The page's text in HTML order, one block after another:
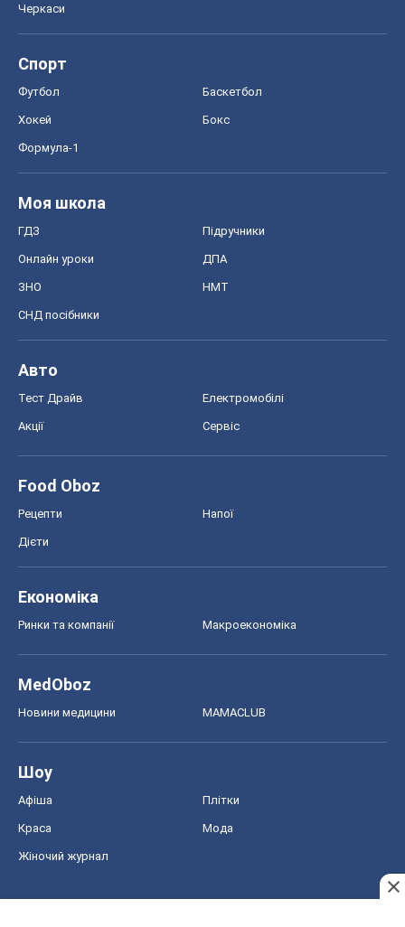
Черкаси
Спорт
Футбол Баскетбол
Хокей Бокс
Формула-1
Моя школа
ГДЗ Підручники
Онлайн уроки ДПА
ЗНО НМТ
СНД посібники
Авто
Тест Драйв Електромобілі
Акції Сервіс
Food Oboz
Рецепти Напої
Дієти
Економіка
Ринки та компанії Макроекономіка
MedOboz
Новини медицини MAMACLUB
Шоу
Афіша Плітки
Краса Мода
Жіночий журнал